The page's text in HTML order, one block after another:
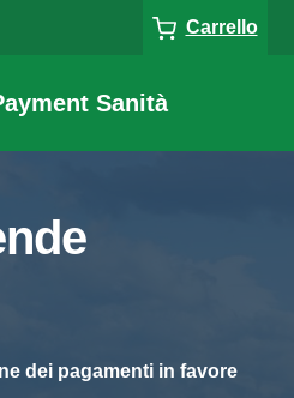
Carrello
Sanità
dei pagamenti in favore